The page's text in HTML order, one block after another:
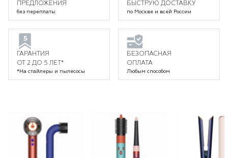
ПРЕДЛОЖЕНИЯ
без переплаты
БЫСТРУЮ ДОСТАВКУ
по Москве и всей России
ГАРАНТИЯ
ОТ 2 ДО 5 ЛЕТ*
*На стайлеры и пылесосы
БЕЗОПАСНАЯ
ОПЛАТА
Любым способом